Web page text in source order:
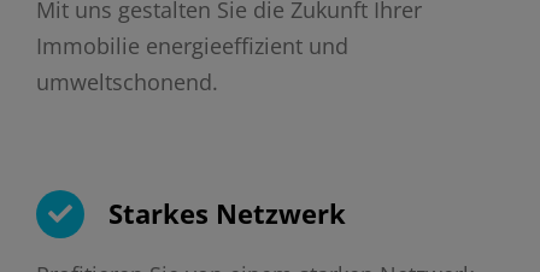
Mit uns gestalten Sie die Zukunft Ihrer
Immobilie energieeffizient und
umweltschonend.
Starkes Netzwerk